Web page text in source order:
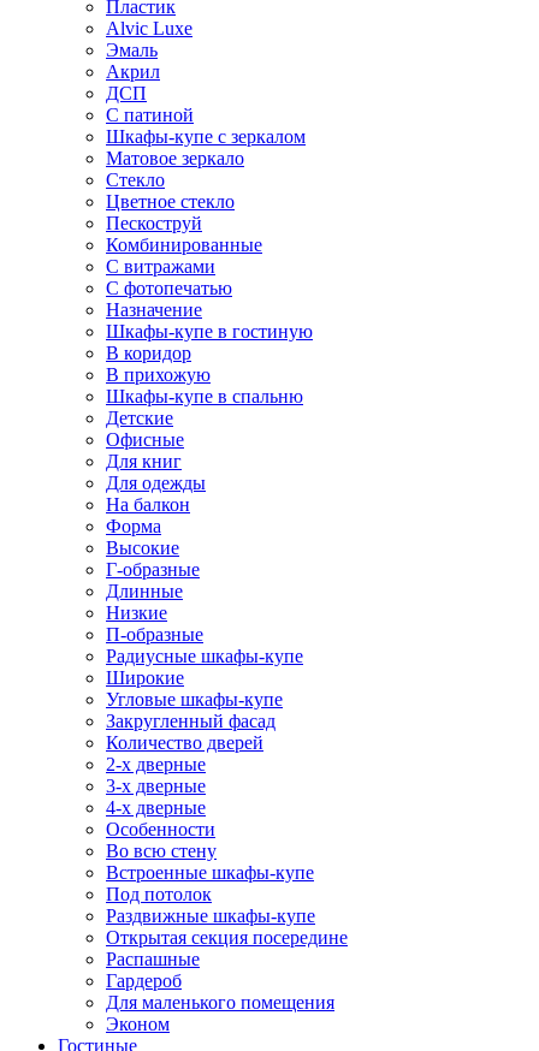
Пластик
Alvic Luxe
Эмаль
Акрил
ДСП
С патиной
Шкафы-купе с зеркалом
Матовое зеркало
Стекло
Цветное стекло
Пескоструй
Комбинированные
С витражами
С фотопечатью
Назначение
Шкафы-купе в гостиную
В коридор
В прихожую
Шкафы-купе в спальню
Детские
Офисные
Для книг
Для одежды
На балкон
Форма
Высокие
Г-образные
Длинные
Низкие
П-образные
Радиусные шкафы-купе
Широкие
Угловые шкафы-купе
Закругленный фасад
Количество дверей
2-х дверные
3-х дверные
4-х дверные
Особенности
Во всю стену
Встроенные шкафы-купе
Под потолок
Раздвижные шкафы-купе
Открытая секция посередине
Распашные
Гардероб
Для маленького помещения
Эконом
Гостиные